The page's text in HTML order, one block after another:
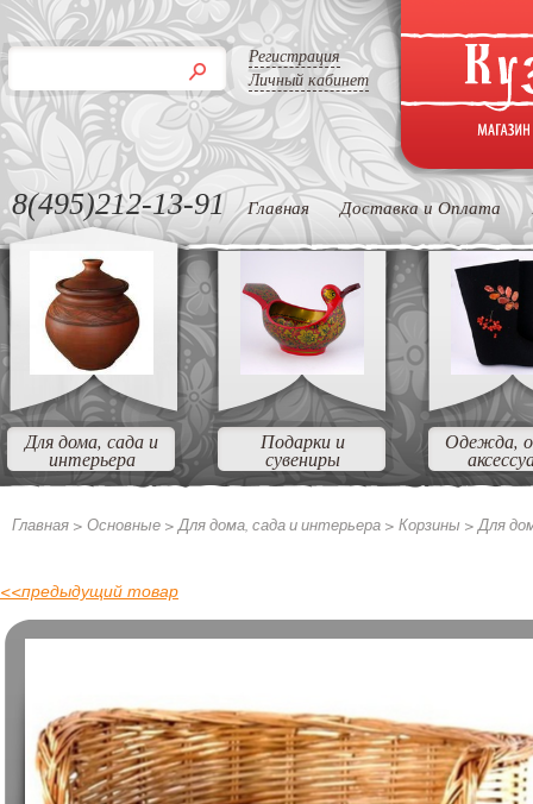
Регистрация
Личный кабинет
8(495)212-13-91 Главная Доставка и Оплата
Для дома, сада и
интерьера
Подарки и
сувениры
Одежда,
Главная > Основные >Для дома, сада и интерьера > Корзины >Для
<<предыдущий товар